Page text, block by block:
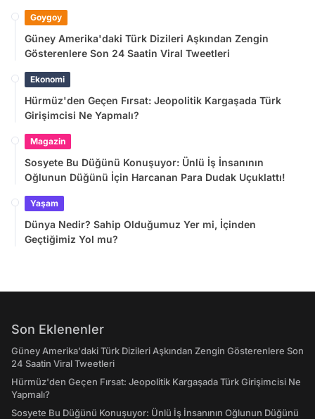
Goygoy
Güney Amerika'daki Türk Dizileri Aşkından Zengin
Gösterenlere Son 24 Saatin Viral Tweetleri
Ekonomi
Hürmüz'den Geçen Fırsat: Jeopolitik Kargaşada Türk
Girişimcisi Ne Yapmalı?
Magazin
Sosyete Bu Düğünü Konuşuyor: Ünlü İş İnsanının
Oğlunun Düğünü İçin Harcanan Para Dudak Uçuklattı!
Yaşam
Dünya Nedir? Sahip Olduğumuz Yer mi, İçinden
Geçtiğimiz Yol mu?
Son Eklenenler
Güney Amerika'daki Türk Dizileri Aşkından Zengin Gösterenlere Son
24 Saatin Viral Tweetleri
Hürmüz'den Geçen Fırsat: Jeopolitik Kargaşada Türk Girişimcisi Ne
Yapmalı?
Sosyete Bu Düğünü Konuşuyor: Ünlü İş İnsanının Oğlunun Düğünü